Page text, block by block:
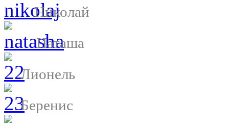
Николай
Наташа
Лионель
Беренис